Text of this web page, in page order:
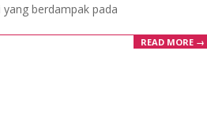
berdampak pada
READ MORE →